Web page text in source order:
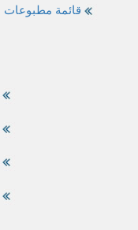
قائمة مطبوعات